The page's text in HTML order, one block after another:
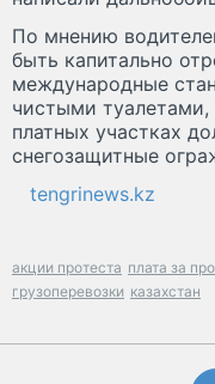
По мнению
быть капитально
международные
чистыми
платных участках
снегозащитные
tengrinews.kz
акции протеста плата за
грузоперевозки казахстан